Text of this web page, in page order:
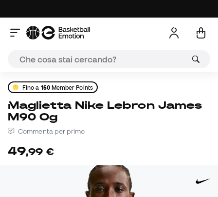
Fino a 150Member Points
Maglietta Nike Lebron James
M90 Og
Commenta per primo
49,99 €